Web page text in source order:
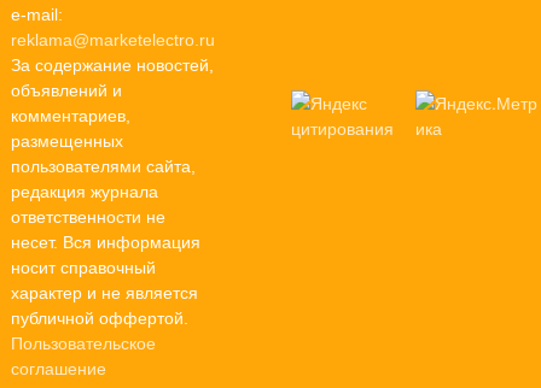
e-mail:
reklama@marketelectro.ru
За содержание новостей,
объявлений и
комментариев,
размещенных
пользователями сайта,
редакция журнала
ответственности не
несет. Вся информация
носит справочный
характер и не является
публичной оффертой.
Пользовательское
соглашение